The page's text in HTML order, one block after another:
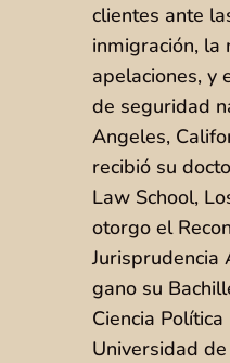
clientes ante
inmigración, la
apelaciones, y
de seguridad
Angeles,
recibió su
Law School,
otorgo el
Jurisprudencia
gano su
Ciencia
Universidad